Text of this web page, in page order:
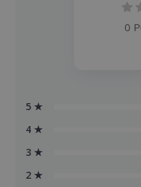
0
5 ★
4 ★
3 ★
2 ★